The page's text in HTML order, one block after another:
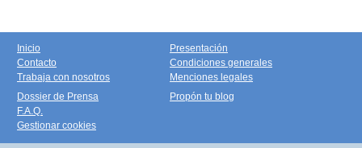
Inicio
Contacto
Trabaja con nosotros
Presentación
Condiciones generales
Menciones legales
Dossier de Prensa
F.A.Q.
Gestionar cookies
Propón tu blog